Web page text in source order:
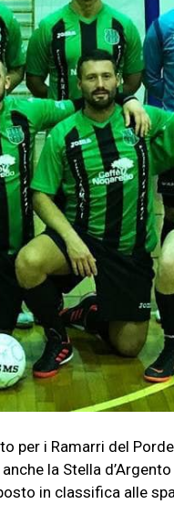
per i Ramarri del
la Stella
in classifica alle